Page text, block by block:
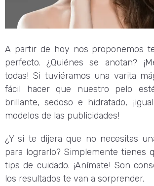
A partir de hoy nos proponemos
perfecto. ¿Quiénes se anotan?
todas! Si tuviéramos una varita
fácil hacer que nuestro pelo
brillante, sedoso e hidratado,
modelos de las publicidades!
¿Y si te dijera que no necesitas
para lograrlo? Simplemente tienes
tips de cuidado. ¡Anímate! Son
los resultados te van a sorprender.